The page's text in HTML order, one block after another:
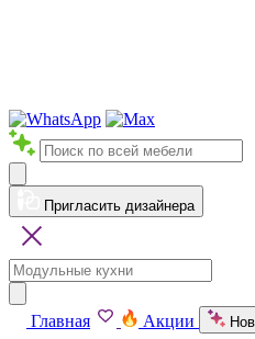
Пригласить дизайнера
Главная Акции